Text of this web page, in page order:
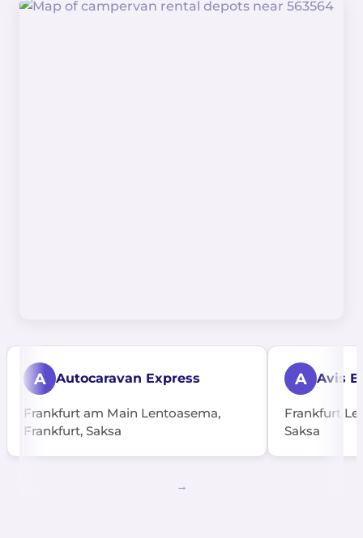
A Autocaravan Express
Frankfurt am Main Lentoasema,
Frankfurt, Saksa
A Avis
Frankfurt
Saksa